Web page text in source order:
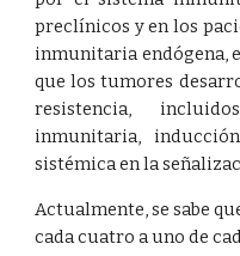
preclínicos y en los
inmunitaria endógena,
que los tumores
resistencia,
inmunitaria,
sistémica en la
Actualmente, se sabe
cada cuatro a uno de